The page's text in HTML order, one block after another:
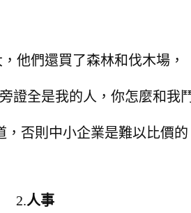
他們還買了森林和伐木場，
證全是我的人，你怎麼和我
，否則中小企業是難以比價的
2.人事